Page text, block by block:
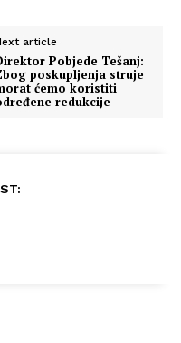
article
Pobjede Tešanj:
poskupljenja struje
ćemo koristiti
redukcije